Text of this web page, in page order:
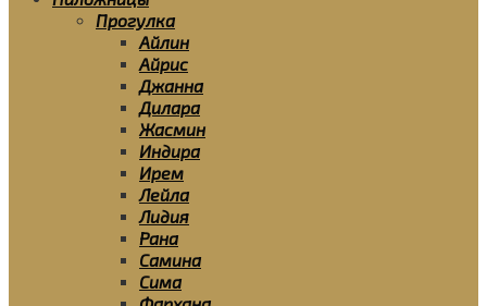
Прогулка
Айлин
Айрис
Джанна
Дилара
Жасмин
Индира
Ирем
Лейла
Лидия
Рана
Самина
Сима